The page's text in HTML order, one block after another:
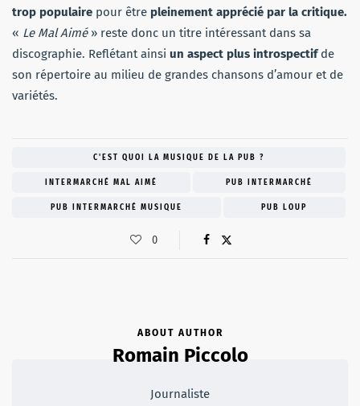
trop populaire pour être pleinement apprécié par la critique.
« Le Mal Aimé» reste donc un titre intéressant dans sa
discographie. Reflétant ainsi un aspect plus introspectifde
son répertoire au milieu de grandes chansons d’amour et de
variétés.
C'EST QUOI LA MUSIQUE DE LA PUB ?
INTERMARCHÉ MAL AIMÉ PUB INTERMARCHÉ
PUB INTERMARCHÉ MUSIQUE PUB LOUP
0
ABOUT AUTHOR
Romain Piccolo
Journaliste